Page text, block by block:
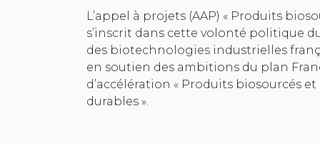
L’appel à projets (AAP) « Produits
s’inscrit dans cette volonté politique
des biotechnologies industrielles
en soutien des ambitions du plan
d’accélération « Produits biosourcés
durables ».